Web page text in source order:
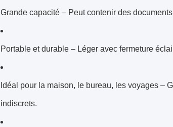
Grande capacité – Peut contenir des
Portable et durable – Léger avec fermeture
Idéal pour la maison, le bureau, les voyages –
indiscrets.